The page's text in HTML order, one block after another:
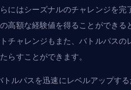
にはシーズナルのチャレンジを完
高額な経験値を得ることができる
チャレンジもまた、バトルパスの
らすことができます。
ルパスを迅速にレベルアップする